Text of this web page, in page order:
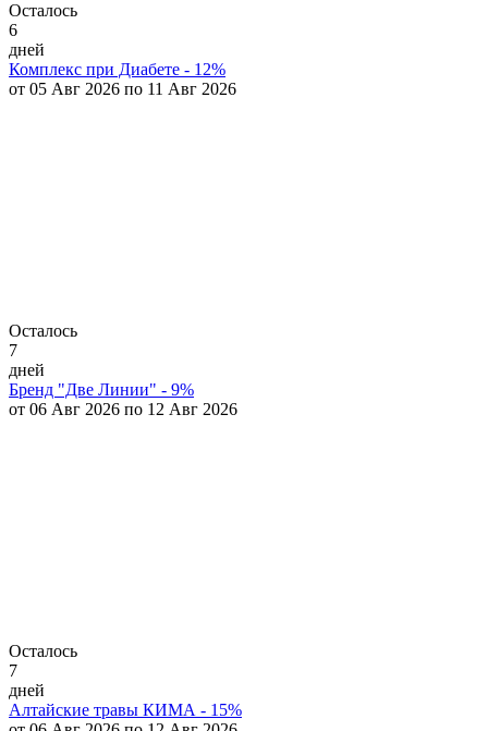
Осталось
6
дней
Комплекс при Диабете - 12%
от 05 Авг 2026 по 11 Авг 2026
Осталось
7
дней
Бренд "Две Линии" - 9%
от 06 Авг 2026 по 12 Авг 2026
Осталось
7
дней
Алтайские травы КИМА - 15%